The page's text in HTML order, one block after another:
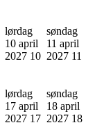
lørdag
10 april
2027 10
søndag
11 april
2027 11
lørdag
17 april
2027 17
søndag
18 april
2027 18